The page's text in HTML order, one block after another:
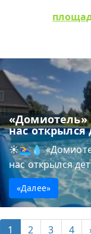
«Домиотель»
нас открылся
☀️🏊‍♀️💧
нас открылся
«Далее»
1 2 3 4